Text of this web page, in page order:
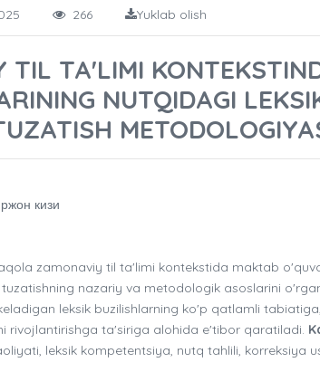
2025 266 Yuklab olish
TIL TA'LIMI
NUTQIDAGI
кизи
zamonaviy til ta'limi kontekstida maktab
nazariy va metodologik asoslarini
leksik buzilishlarning ko'p qatlamli
rivojlantirishga ta'siriga alohida e'tibor qaratiladi.
leksik kompetentsiya, nutq tahlili, korreksiya